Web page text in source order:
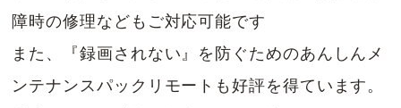
ができます。
ネットワークカメラ接続は基本設定の4台か
ら、拡張キット（DG-NVE20：別売り）によ
障時の修理などもご対応可能です
また、『録画されない』を防ぐためのあんしんメ
ンテナンスパックリモートも好評を得ています。